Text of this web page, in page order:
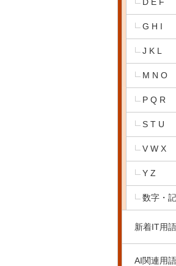
G H I
J K L
M N O
P Q R
S T U
V W X
Y Z
数字・
新着IT用語
AI関連用